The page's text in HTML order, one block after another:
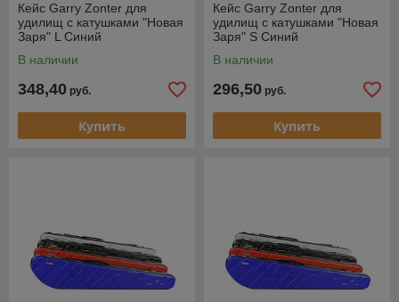
Кейс Garry Zonter для
удилищ с катушками "Новая
Заря" L Синий
В наличии
348,40 руб.
Купить
Кейс Garry Zonter для
удилищ с катушками "Новая
Заря" S Синий
В наличии
296,50 руб.
Купить